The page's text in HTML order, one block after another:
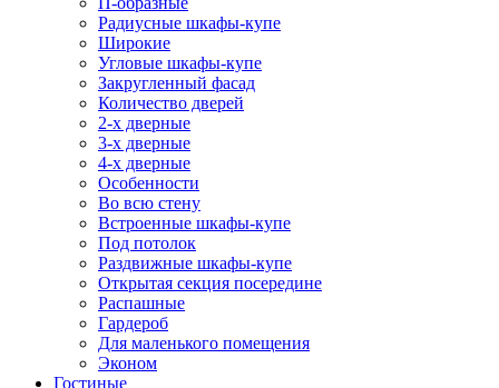
Радиусные шкафы-купе
Широкие
Угловые шкафы-купе
Закругленный фасад
Количество дверей
2-х дверные
3-х дверные
4-х дверные
Особенности
Во всю стену
Встроенные шкафы-купе
Под потолок
Раздвижные шкафы-купе
Открытая секция посередине
Распашные
Гардероб
Для маленького помещения
Эконом
Гостиные